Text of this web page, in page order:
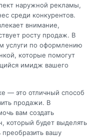
наружной рекламы,
среди конкурентов.
внимание,
росту продаж. В
услуги по оформлению
которые помогут
имидж вашего
— это отличный способ
продажи. В
вам создать
который будет выделять
вашу